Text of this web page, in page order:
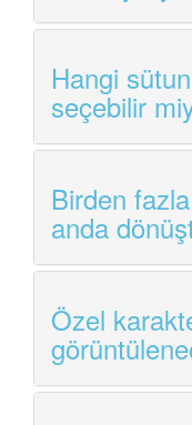
Hangi
seçebilir
Birden fazla
anda
Özel